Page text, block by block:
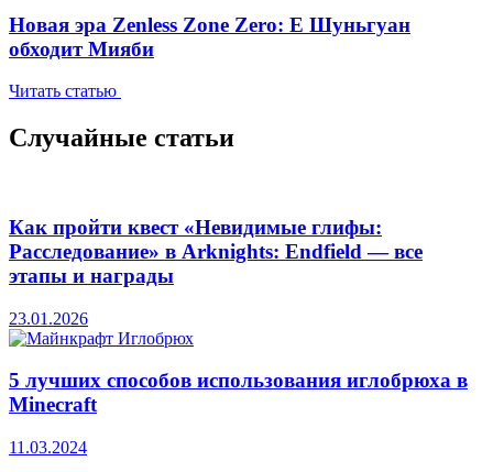
Новая эра Zenless Zone Zero: Е Шуньгуан
обходит Мияби
Читать статью
Случайные статьи
Как пройти квест «Невидимые глифы:
Расследование» в Arknights: Endfield — все
этапы и награды
23.01.2026
5 лучших способов использования иглобрюха в
Minecraft
11.03.2024